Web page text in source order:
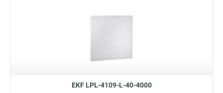
EKF LPL-4109-L-40-4000